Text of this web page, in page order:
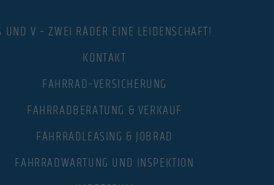
UND V – ZWEI RÄDER EINE LEIDENSCHAFT!
KONTAKT
FAHRRAD–VERSICHERUNG
FAHRRADBERATUNG & VERKAUF
FAHRRADLEASING & JOBRAD
FAHRRADWARTUNG UND INSPEKTION